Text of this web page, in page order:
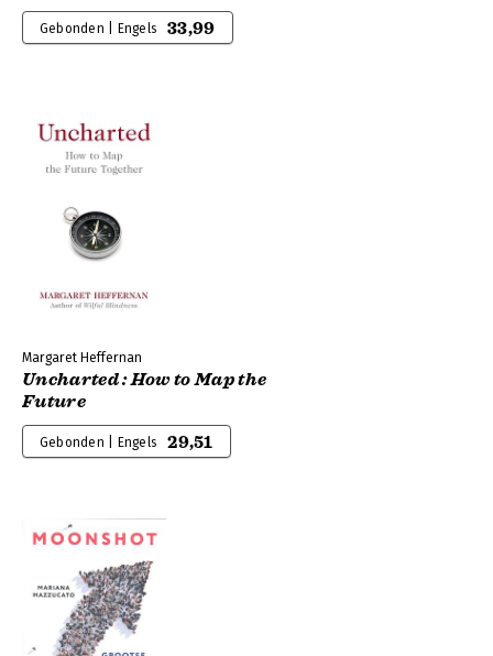
Gebonden | Engels 33,99
Margaret Heffernan
Uncharted : How to Map the
Future
Gebonden | Engels 29,51